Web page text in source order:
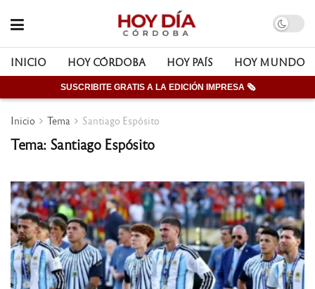
INICIO HOY CÓRDOBA HOY PAÍS HOY MUNDO
SUSCRIBITE GRATIS A LA EDICIÓN IMPRESA 🗞
Inicio Tema Santiago Espósito
Tema: Santiago Espósito